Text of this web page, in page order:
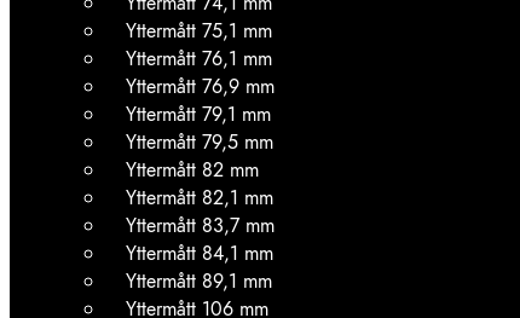
Yttermått 75,1 mm
Yttermått 76,1 mm
Yttermått 76,9 mm
Yttermått 79,1 mm
Yttermått 79,5 mm
Yttermått 82 mm
Yttermått 82,1 mm
Yttermått 83,7 mm
Yttermått 84,1 mm
Yttermått 89,1 mm
Yttermått 106 mm